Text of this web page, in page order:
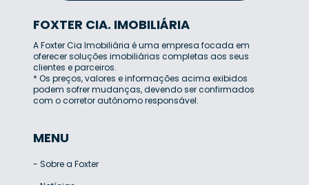
FOXTER CIA. IMOBILIÁRIA
A Foxter Cia Imobiliária é uma empresa focada em
oferecer soluções imobiliárias completas aos seus
clientes e parceiros.
* Os preços, valores e informações acima exibidos
podem sofrer mudanças, devendo ser confirmados
com o corretor autônomo responsável.
MENU
- Sobre a Foxter